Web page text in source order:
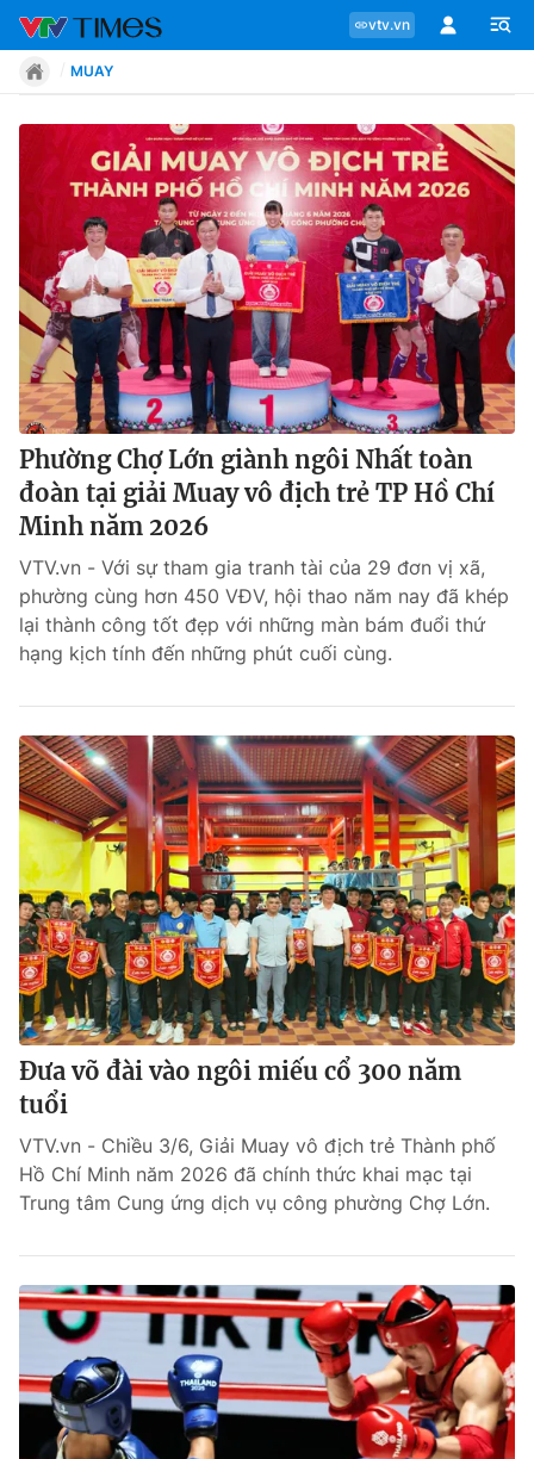
vtv.vn
Chuyên mục
Tin tức
Move
Phong cách
Chân dung
Sự kiện
Bóng đá
Thể thao Điện tử
VIDEO
Bên lề
MUAY
Phường Chợ Lớn giành ngôi Nhất toàn
đoàn tại giải Muay vô địch trẻ TP Hồ Chí
Minh năm 2026
VTV.vn - Với sự tham gia tranh tài của 29 đơn vị xã,
phường cùng hơn 450 VĐV, hội thao năm nay đã khép
lại thành công tốt đẹp với những màn bám đuổi thứ
hạng kịch tính đến những phút cuối cùng.
Đưa võ đài vào ngôi miếu cổ 300 năm
tuổi
VTV.vn - Chiều 3/6, Giải Muay vô địch trẻ Thành phố
Hồ Chí Minh năm 2026 đã chính thức khai mạc tại
Trung tâm Cung ứng dịch vụ công phường Chợ Lớn.